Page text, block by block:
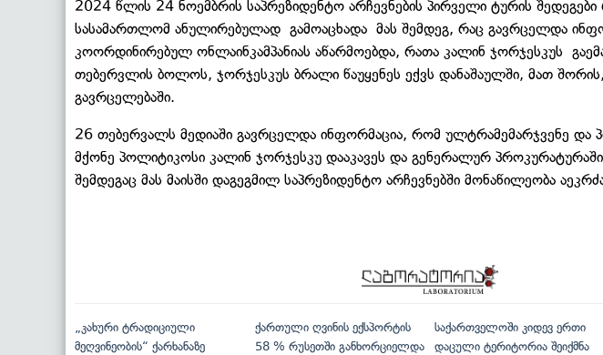
2024 წლის 24 ნოემბრის საპრეზიდენტო არჩევნების პირველი ტურის შედეგები
სასამართლომ ანულირებულად გამოაცხადა მას შემდეგ, რაც გავრცელდა
კოორდინირებულ ონლაინკამპანიას აწარმოებდა, რათა კალინ ჯორჯესკუს
თებერვლის ბოლოს, ჯორჯესკუს ბრალი წაუყენეს ექვს დანაშაულში, მათ
გავრცელებაში.
26 თებერვალს მედიაში გავრცელდა ინფორმაცია, რომ ულტრამემარჯვენე და
მქონე პოლიტიკოსი კალინ ჯორჯესკუ დააკავეს და გენერალურ
შემდეგაც მას მაისში დაგეგმილ საპრეზიდენტო არჩევნებში მონაწილეობა
„კახური ტრადიციული
მეღვინეობის“ ქარხანაზე
ქართული ღვინის ექსპორტის
58 % რუსეთში განხორციელდა
საქართველოში კიდევ ერთი
დაცული ტერიტორია შეიქმნა